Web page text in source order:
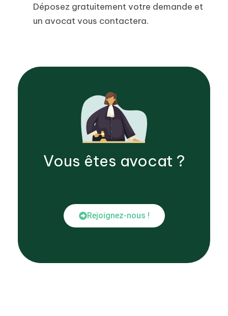
Déposez gratuitement votre demande et
un avocat vous contactera.
Vous êtes avocat ?
Rejoignez-nous !